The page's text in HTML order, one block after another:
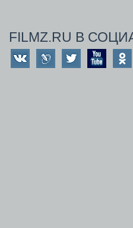
FILMZ.RU В